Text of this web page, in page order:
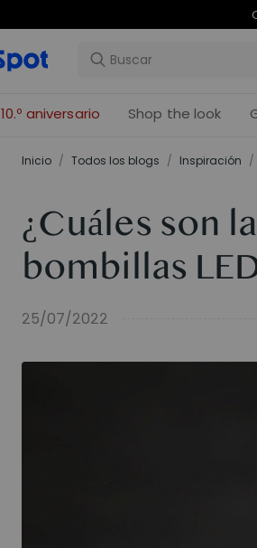
10.º aniversario Shop the look
Inicio / Todos los blogs / Inspiración /
¿Cuáles son
bombillas
25/07/2022